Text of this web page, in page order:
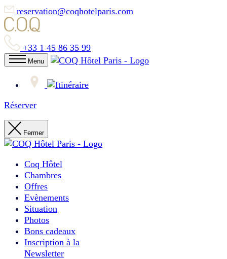
reservation@coqhotelparis.com
+33 1 45 86 35 99
Menu
Réserver
Fermer
Coq Hôtel
Chambres
Offres
Evènements
Situation
Photos
Bons cadeaux
Inscription à la
Newsletter